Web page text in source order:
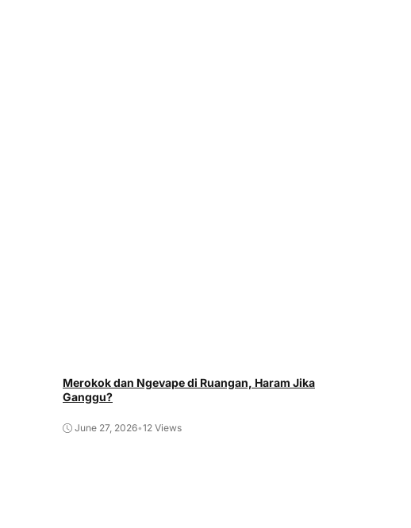
Merokok dan Ngevape di Ruangan, Haram Jika
Ganggu?
June 27, 2026•12 Views